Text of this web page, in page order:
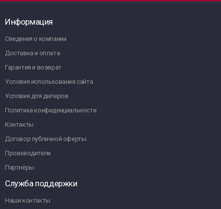
Информация
Сведения о компании
Доставка и оплата
Гарантия и возврат
Условия использования сайта
Условия для дилеров
Политика конфиденциальности
Контакты
Договор публичной оферты.
Производители
Партнёры
Служба поддержки
Наши контакты